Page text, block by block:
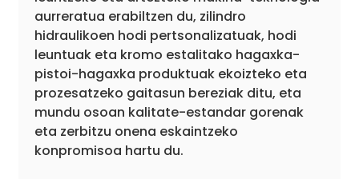
aurreratua erabiltzen du, zilindro
hidraulikoen hodi pertsonalizatuak, hodi
leuntuak eta kromo estalitako hagaxka-
pistoi-hagaxka produktuak ekoizteko eta
prozesatzeko gaitasun bereziak ditu, eta
mundu osoan kalitate-estandar gorenak
eta zerbitzu onena eskaintzeko
konpromisoa hartu du.